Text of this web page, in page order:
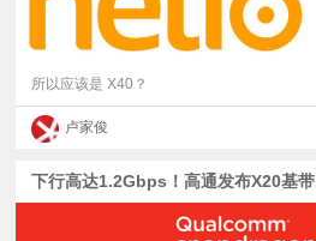
所以应该是 X40？
卢家俊
下行高达1.2Gbps！高通发布X20基带